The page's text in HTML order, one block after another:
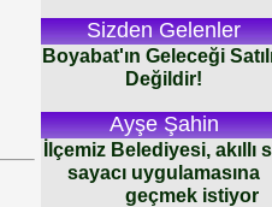
Sizden Gelenler
Boyabat'ın Geleceği
Değildir!
Ayşe Şahin
İlçemiz Belediyesi, akıllı
sayacı uygulamasına
geçmek istiyor